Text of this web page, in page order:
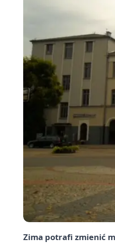
Zima potrafi zmienić